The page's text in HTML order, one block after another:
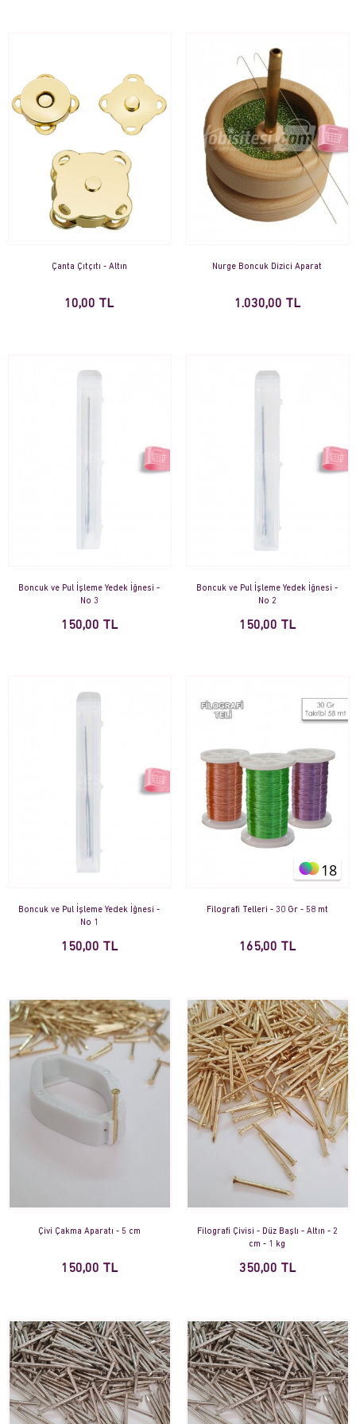
Çanta Çıtçıtı - Altın
10,00 TL
Nurge Boncuk Dizici Aparat
1.030,00 TL
Boncuk ve Pul İşleme Yedek İğnesi -
No 3
150,00 TL
Boncuk ve Pul İşleme Yedek İğnesi -
No 2
150,00 TL
Boncuk ve Pul İşleme Yedek İğnesi -
No 1
150,00 TL
18
Filografi Telleri - 30 Gr - 58 mt
165,00 TL
Çivi Çakma Aparatı - 5 cm
150,00 TL
Filografi Çivisi - Düz Başlı - Altın - 2
cm - 1 kg
350,00 TL